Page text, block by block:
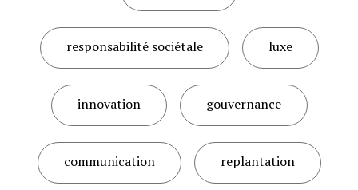
responsabilité sociétale luxe
innovation gouvernance
communication replantation